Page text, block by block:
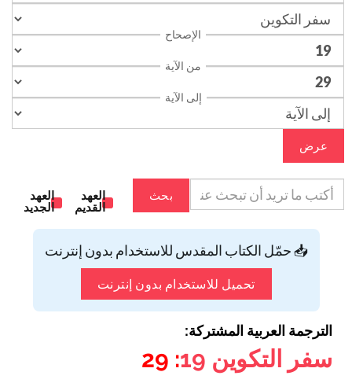
الإصحاح
من الآية
إلى الآية
عرض
بحث
العهد
القديم
العهد
الجديد
📥 حمّل الكتاب المقدس للاستخدام بدون إنترنت
تحميل للاستخدام بدون إنترنت
الترجمة العربية المشتركة:
سفر التكوين 19
: 29